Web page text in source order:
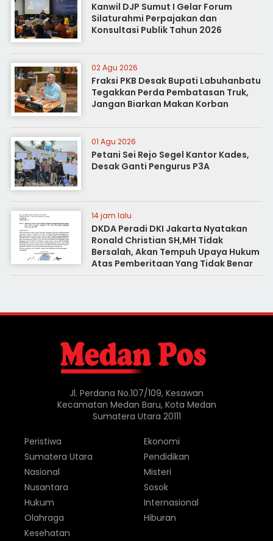
Kanwil DJP Sumut I Gelar Forum
Silaturahmi Perpajakan dan
Konsultasi Publik Tahun 2026
02 Agu 2026
Fraksi PKB Desak Bupati Labuhanbatu
Tegakkan Perda Pembatasan Truk,
Jangan Biarkan Makan Korban
01 Agu 2026
Petani Sei Rejo Segel Kantor Kades,
Desak Ganti Pengurus P3A
14 jam lalu
DKDA Peradi DKI Jakarta Nyatakan
Ronald Christian SH,MH Tidak
Bersalah, Akan Tempuh Upaya Hukum
Atas Pemberitaan Yang Tidak Benar
Jl. Perdana No.107/109, Kesawan
Kecamatan Medan Baru, Kota Medan
Sumatera Utara 20111
Peristiwa
Sumatera Utara
Nasional
Nusantara
Hukum
Olahraga
Ekonomi
Pendidikan
Misteri
Sosok
Internasional
Hiburan
Kesehatan